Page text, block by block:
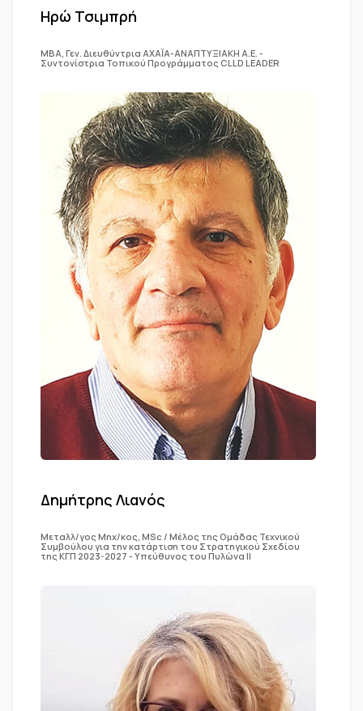
Ηρώ Τσιμπρή
ΜΒΑ, Γεν. Διευθύντρια ΑΧΑΪΑ-ΑΝΑΠΤΥΞΙΑΚΗ Α.Ε. -
Συντονίστρια Τοπικού Προγράμματος CLLD LEADER
Δημήτρης Λιανός
Μεταλλ/γος Μηχ/κος, MSc / Mέλος της Ομάδας Τεχνικού
Συμβούλου για την κατάρτιση του Στρατηγικού Σχεδίου
της ΚΓΠ 2023-2027 - Υπεύθυνος του Πυλώνα ΙΙ